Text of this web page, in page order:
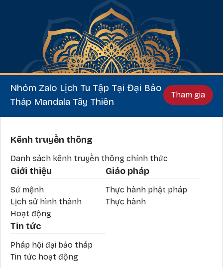
Nhóm Zalo Lịch Tu Tập Tại Đại Bảo
Tháp Mandala Tây Thiên
Tham gia
Phần chân
Kênh truyền thông
Danh sách kênh truyền thông chính thức
Giới thiệu
Sứ mệnh
Lịch sử hình thành
Hoạt động
Giáo pháp
Thực hành phật pháp
Thực hành
Tin tức
Pháp hội đại bảo tháp
Tin tức hoạt động